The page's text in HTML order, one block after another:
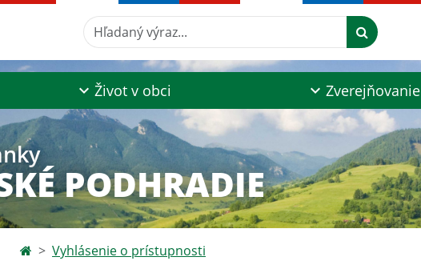
Hľadaný výraz...
Život v obci Zverejňovanie
PODHRADIE
Vyhlásenie o prístupnosti